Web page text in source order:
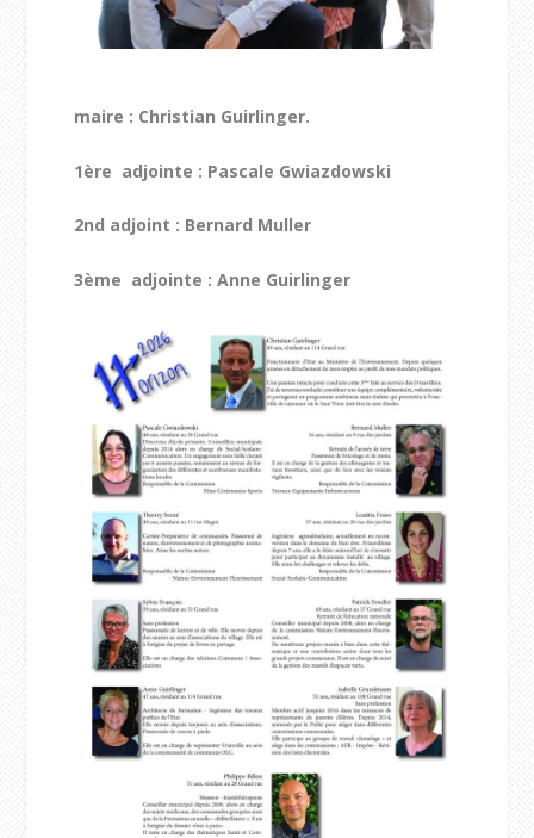
maire : Christian Guirlinger.
1ère adjointe : Pascale Gwiazdowski
2nd adjoint : Bernard Muller
3ème adjointe : Anne Guirlinger